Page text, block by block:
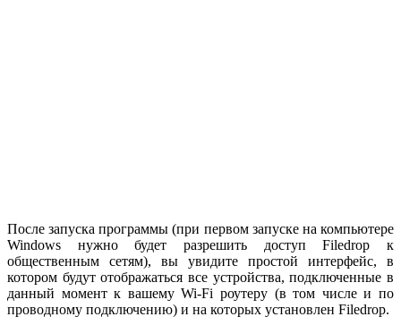
После запуска программы (при первом запуске на компьютере
Windows нужно будет разрешить доступ Filedrop к
общественным сетям), вы увидите простой интерфейс, в
котором будут отображаться все устройства, подключенные в
данный момент к вашему Wi-Fi роутеру (в том числе и по
проводному подключению) и на которых установлен Filedrop.